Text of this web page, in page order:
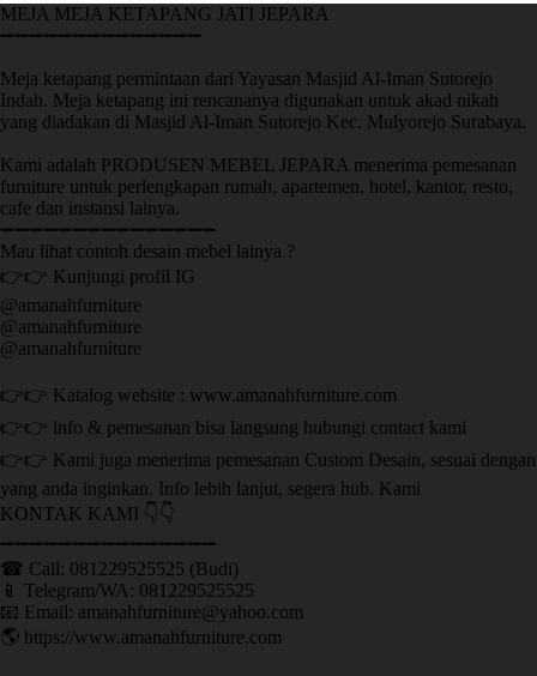
MEJA MEJA KETAPANG JATI JEPARA
➖➖➖➖➖➖➖➖➖➖➖➖➖➖
Meja ketapang permintaan dari Yayasan Masjid Al-Iman Sutorejo
Indah. Meja ketapang ini rencananya digunakan untuk akad nikah
yang diadakan di Masjid Al-Iman Sutorejo Kec. Mulyorejo Surabaya.
Kami adalah PRODUSEN MEBEL JEPARA menerima pemesanan
furniture untuk perlengkapan rumah, apartemen, hotel, kantor, resto,
cafe dan instansi lainya.
➖➖➖➖➖➖➖➖➖➖➖➖➖➖➖
Mau lihat contoh desain mebel lainya ?
👉👉 Kunjungi profil IG
@amanahfurniture
@amanahfurniture
@amanahfurniture
👉👉 Katalog website : www.amanahfurniture.com
👉👉 info & pemesanan bisa langsung hubungi contact kami
👉👉 Kami juga menerima pemesanan Custom Desain, sesuai dengan
yang anda inginkan. Info lebih lanjut, segera hub. Kami
KONTAK KAMI 👇👇
➖➖➖➖➖➖➖➖➖➖➖➖➖➖➖ ㅤ
☎ Call: 081229525525 (Budi)
📱 Telegram/WA: 081229525525
📧 Email: amanahfurniture@yahoo.com
🌎 https://www.amanahfurniture.com